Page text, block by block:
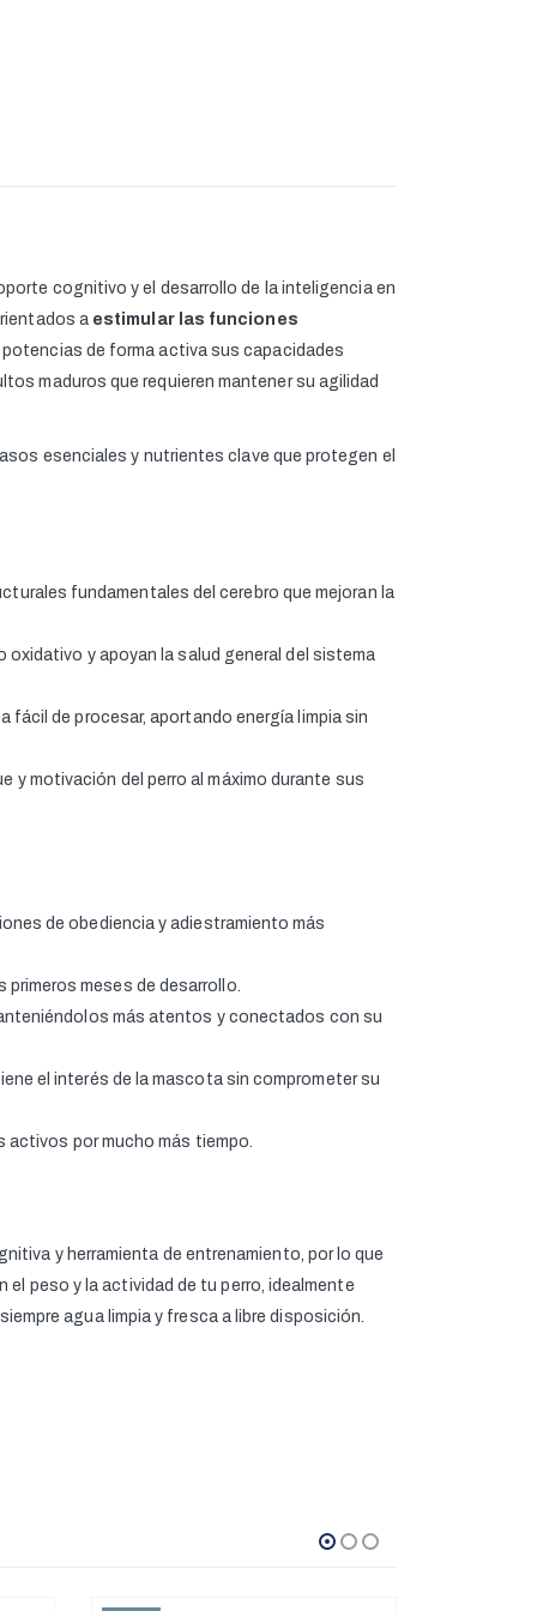
cognitivo y el desarrollo de la inteligencia en
a estimular las funciones
de forma activa sus capacidades
maduros que requieren mantener su agilidad
esenciales y nutrientes clave que protegen el
fundamentales del cerebro que mejoran la
y apoyan la salud general del sistema
fácil de procesar, aportando energía limpia sin
y motivación del perro al máximo durante sus
de obediencia y adiestramiento más
meses de desarrollo.
más atentos y conectados con su
el interés de la mascota sin comprometer su
activos por mucho más tiempo.
y herramienta de entrenamiento, por lo que
peso y la actividad de tu perro, idealmente
agua limpia y fresca a libre disposición.